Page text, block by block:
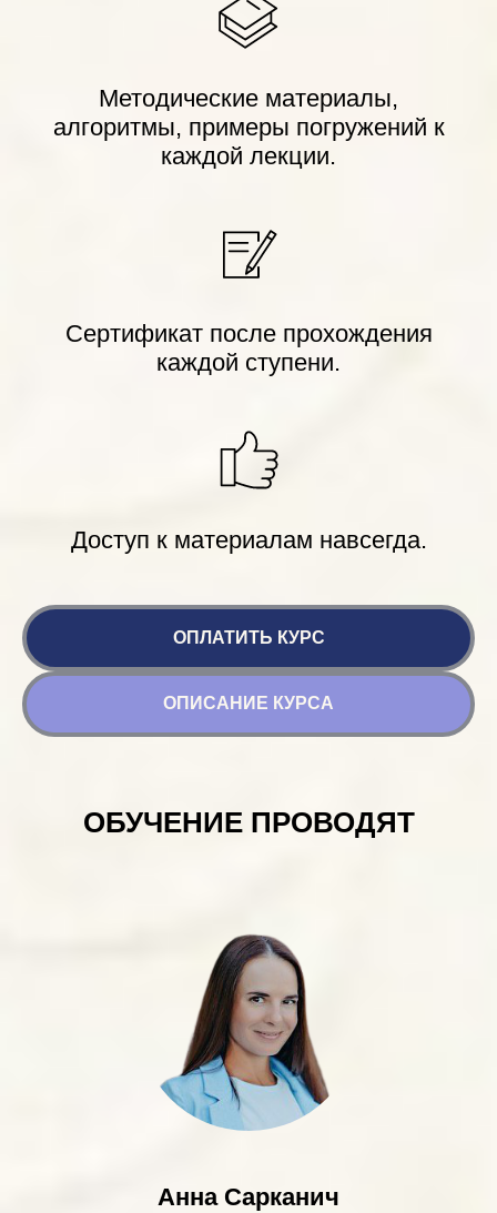
Методические материалы,
алгоритмы, примеры погружений к
каждой лекции.
Сертификат после прохождения
каждой ступени.
Доступ к материалам навсегда.
ОПЛАТИТЬ КУРС
ОПИСАНИЕ КУРСА
ОБУЧЕНИЕ ПРОВОДЯТ
Анна Сарканич